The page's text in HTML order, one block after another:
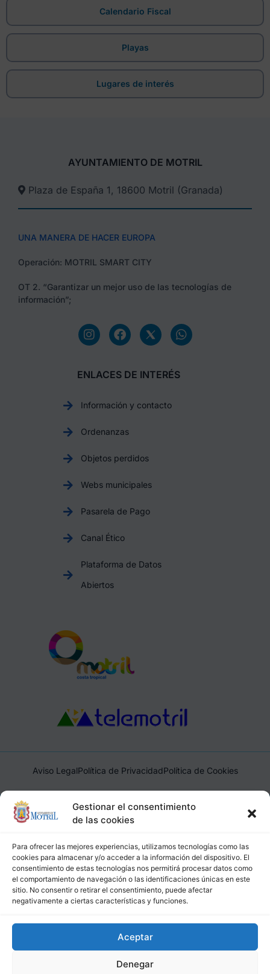
Gestionar el consentimiento
de las cookies
Para ofrecer las mejores experiencias, utilizamos tecnologías como las
cookies para almacenar y/o acceder a la información del dispositivo. El
consentimiento de estas tecnologías nos permitirá procesar datos como
el comportamiento de navegación o las identificaciones únicas en este
sitio. No consentir o retirar el consentimiento, puede afectar
negativamente a ciertas características y funciones.
Aceptar
Denegar
Calendario Fiscal
Playas
Lugares de interés
AYUNTAMIENTO DE MOTRIL
Plaza de España 1, 18600 Motril (Granada)​
UNA MANERA DE HACER EUROPA
Operación: MOTRIL SMART CITY
OT 2. “Garantizar un mejor uso de las tecnologías de
información”;
ENLACES DE INTERÉS
Información y contacto
Ordenanzas
Objetos perdidos
Webs municipales
Pasarela de Pago
Canal Ético
Plataforma de Datos
Abiertos
Aviso LegalPolítica de PrivacidadPolítica de Cookies
Ayuntamiento de Motril, Plaza de España, 1, 18600, Motril,
(Granada), CIF: P1814200J, DIR3: L01181400